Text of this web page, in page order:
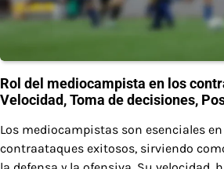
Rol del mediocampista en los
Velocidad, Toma de decisiones,
Los mediocampistas son esenciales
contraataques exitosos, sirviendo